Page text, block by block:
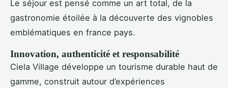
Le séjour est pensé comme un art total, de la
gastronomie étoilée à la découverte des vignobles
emblématiques en france pays.
Innovation, authenticité et responsabilité
Ciela Village développe un tourisme durable haut de
gamme, construit autour d’expériences